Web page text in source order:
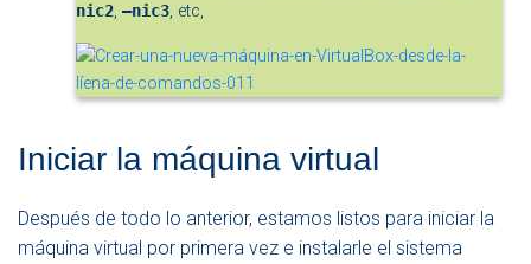
nic2, –nic3, etc,
Iniciar la máquina virtual
Después de todo lo anterior, estamos listos para iniciar la
máquina virtual por primera vez e instalarle el sistema